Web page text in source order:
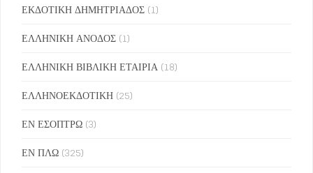
ΕΚΔΟΤΙΚΗ ΔΗΜΗΤΡΙΑΔΟΣ (1)
ΕΛΛΗΝΙΚΗ ΑΝΟΔΟΣ (1)
ΕΛΛΗΝΙΚΗ ΒΙΒΛΙΚΗ ΕΤΑΙΡΙΑ (18)
ΕΛΛΗΝΟΕΚΔΟΤΙΚΗ (25)
ΕΝ ΕΣΟΠΤΡΩ (3)
ΕΝ ΠΛΩ (325)